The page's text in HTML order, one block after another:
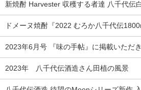
新焼酎 Harvester 収穫する者達 八千代伝
ドメーヌ焼酎『2022 むろか八千代伝
2023年6月号 『味の手帖』に掲載いただき
2023年 八千代伝酒造さん田植の風景